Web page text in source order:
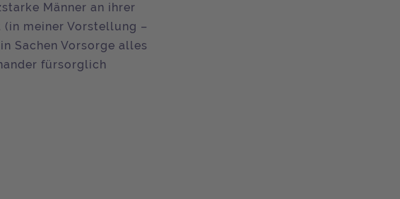
Männer an ihrer
meiner Vorstellung –
Sachen Vorsorge alles
fürsorglich